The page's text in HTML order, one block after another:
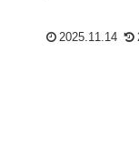
2025.11.14